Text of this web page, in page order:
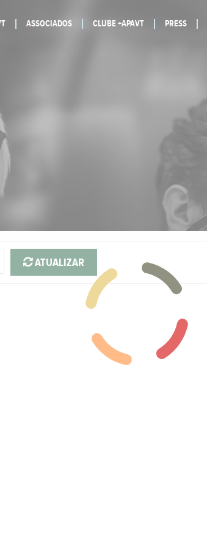
ASSOCIADOS CLUBE +APAVT PRESS
ATUALIZAR